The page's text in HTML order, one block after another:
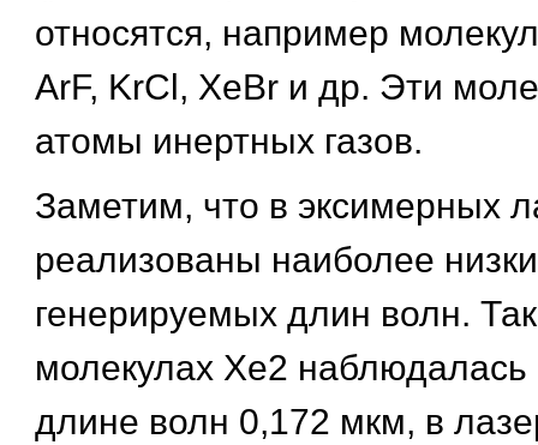
относятся, например
ArF, KrCl, XeBr и др. Эти
атомы инертных газов.
Заметим, что в эксимерных
реализованы наиболее
генерируемых длин волн.
молекулах Хе2 наблюдалась
длине волн 0,172 мкм, в